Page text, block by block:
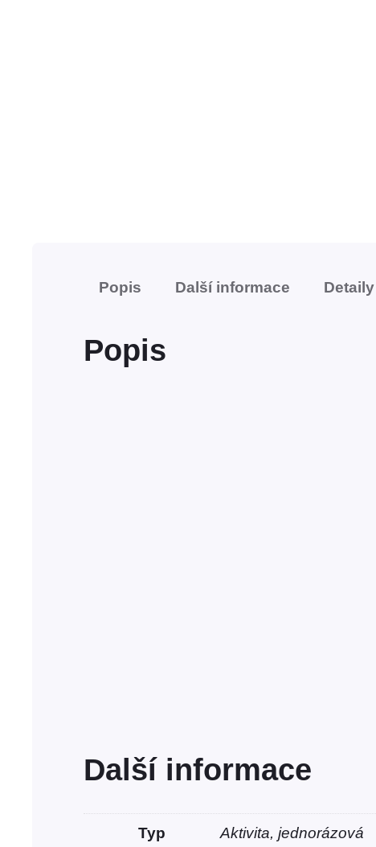
Popis Další informace
Popis
Další informace
Typ Aktivita, jednorázová